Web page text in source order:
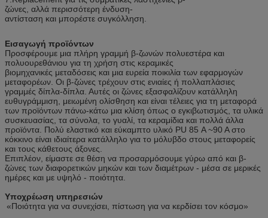
ζώνες, αλλά περισσότερη ένδυση-
αντίσταση και μπορέστε συγκόλληση.
Εισαγωγή προϊόντων
Προσφέρουμε μια πλήρη γραμμή β-ζωνών πολυεστέρα και
πολυουρεθάνιου για τη χρήση στις κεραμικές
βιομηχανικές μεταδόσεις και μια ευρεία ποικιλία των εφαρμογών
μεταφορέων. Οι β-ζώνες τρέχουν στις ενιαίες ή πολλαπλάσιες
γραμμές δίπλα-δίπλα. Αυτές οι ζώνες εξασφαλίζουν κατάλληλη
ευθυγράμμιση, μειωμένη ολίσθηση και είναι τέλειες για τη μεταφορά
των προϊόντων πάνω-κάτω μια κλίση όπως ο εγκιβωτισμός, τα υλικά
συσκευασίας, τα σύνολα, το γυαλί, τα κεραμίδια και πολλά άλλα
προϊόντα. Πολύ ελαστικό και εύκαμπτο υλικό PU 85 Α ~90 Α στο
κόκκινο είναι ιδιαίτερα κατάλληλο για το μόλυβδο στους μεταφορείς
και τους κάθετους άξονες.
Επιπλέον, είμαστε σε θέση να προσαρμόσουμε γύρω από και β-
ζώνες των διαφορετικών μηκών και των διαμέτρων - μέσα σε μερικές
ημέρες και με υψηλό - ποιότητα.
Υποχρέωση υπηρεσιών
«Ποιότητα για να συνεχίσει, πίστωση για να κερδίσει τον κόσμο»